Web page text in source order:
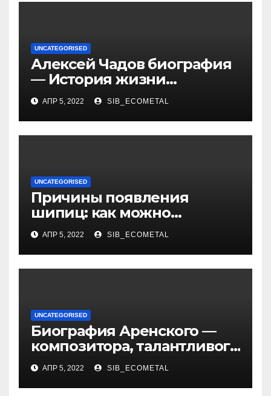
UNCATEGORISED
Алексей Чадов биография
— История жизни
российского актера
АПР 5, 2022 SIB_ECOMETAL
UNCATEGORISED
Причины появления
шипиц: как можно
заразиться вирусом
АПР 5, 2022 SIB_ECOMETAL
UNCATEGORISED
Биография Аренского —
композитора, талантливого
музыканта и педагога
АПР 5, 2022 SIB_ECOMETAL